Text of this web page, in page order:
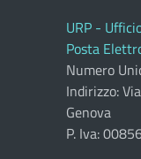
URP -
Posta
Numero
Indirizzo:
Genova
P. Iva: